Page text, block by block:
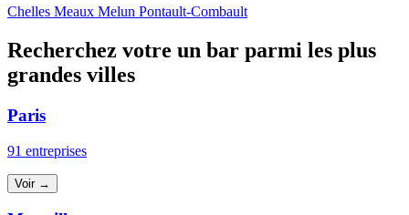
Chelles Meaux Melun Pontault-Combault
Recherchez votre un bar parmi les plus
grandes villes
Paris
91 entreprises
Voir →